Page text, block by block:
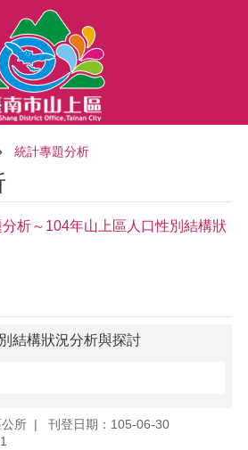
統計專題分析
析～104年山上區人口性別結構狀
結構狀況分析與探討
所
刊登日期：105-06-30